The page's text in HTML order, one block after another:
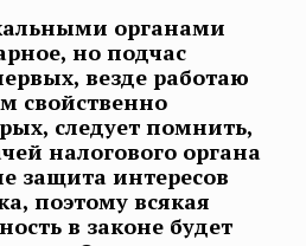
органами
но подчас
везде работаю
свойственно
следует помнить,
налогового органа
защита интересов
поэтому всякая
в законе будет